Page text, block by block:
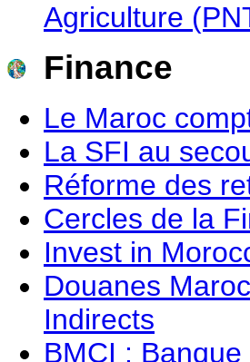
Agriculture
Finance
Le Maroc
La SFI au
Réforme des
Cercles de la
Invest in
Douanes
Indirects
BMCI :